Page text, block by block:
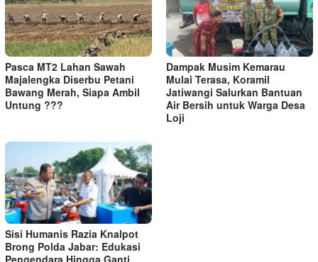
Pasca MT2 Lahan Sawah
Majalengka Diserbu Petani
Bawang Merah, Siapa Ambil
Untung ???
Dampak Musim Kemarau
Mulai Terasa, Koramil
Jatiwangi Salurkan Bantuan
Air Bersih untuk Warga Desa
Loji
Sisi Humanis Razia Knalpot
Brong Polda Jabar: Edukasi
Pengendara Hingga Ganti